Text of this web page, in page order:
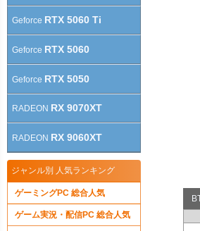
Geforce RTX 5060 Ti
Geforce RTX 5060
Geforce RTX 5050
RADEON RX 9070XT
RADEON RX 9060XT
ジャンル別 人気ランキング
ゲーミングPC 総合人気
ゲーム実況・配信PC 総合人気